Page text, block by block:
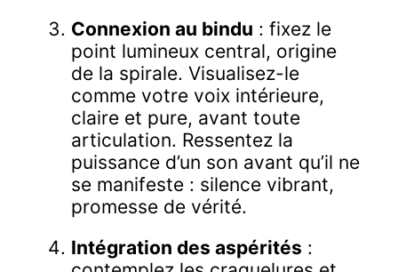
Connexion au bindu : fixez le
point lumineux central, origine
de la spirale. Visualisez-le
comme votre voix intérieure,
claire et pure, avant toute
articulation. Ressentez la
puissance d’un son avant qu’il ne
se manifeste : silence vibrant,
promesse de vérité.
Intégration des aspérités :